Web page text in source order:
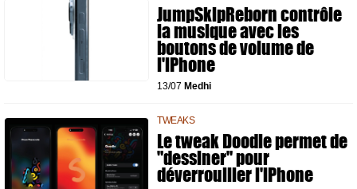
JumpSkipReborn contrôle
la musique avec les
boutons de volume de
l'iPhone
13/07 Medhi
TWEAKS
Le tweak Doodle permet de
"dessiner" pour
déverrouiller l'iPhone